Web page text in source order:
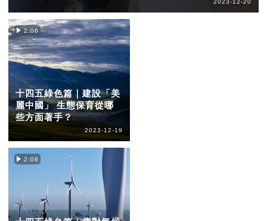
2:06
十四五綠色篇｜建設「美
麗中國」 生態保育從哪
些方面著手？
2023-12-19
2:08